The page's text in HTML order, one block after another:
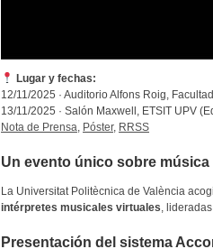
Lugar y fechas:
12/11/2025 · Auditorio Alfons Roig,
13/11/2025 · Salón Maxwell, ETSIT UPV
Nota de Prensa, Póster, RRSS
Un evento único sobre
La Universitat Politècnica de València
intérpretes musicales virtuales,
Presentación del sistema